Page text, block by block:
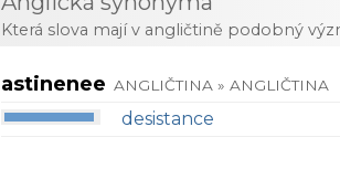
Která slova mají v angličtině podobný
astinenee ANGLIČTINA » ANGLIČTINA
desistance